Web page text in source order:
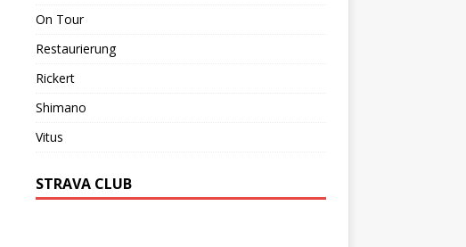
On Tour
Restaurierung
Rickert
Shimano
Vitus
STRAVA CLUB